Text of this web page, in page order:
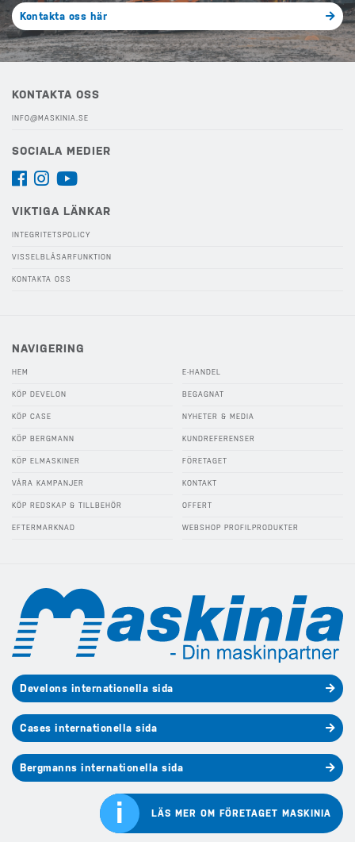
i LÄS MER OM FÖRETAGET MASKINIA
Kontakta oss här
KONTAKTA OSS
INFO@MASKINIA.SE
SOCIALA MEDIER
VIKTIGA LÄNKAR
INTEGRITETSPOLICY
VISSELBLÅSARFUNKTION
KONTAKTA OSS
NAVIGERING
HEM
KÖP DEVELON
KÖP CASE
KÖP BERGMANN
KÖP ELMASKINER
VÅRA KAMPANJER
KÖP REDSKAP & TILLBEHÖR
EFTERMARKNAD
E-HANDEL
BEGAGNAT
NYHETER & MEDIA
KUNDREFERENSER
FÖRETAGET
KONTAKT
OFFERT
WEBSHOP PROFILPRODUKTER
Develons internationella sida
Cases internationella sida
Bergmanns internationella sida